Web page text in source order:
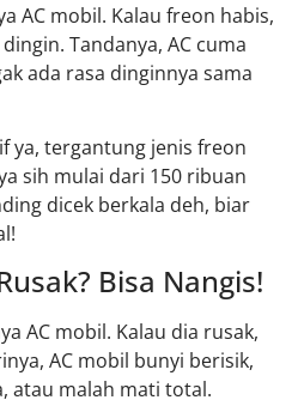
AC mobil. Kalau freon habis,
Tandanya, AC cuma
ada rasa dinginnya sama
ya, tergantung jenis freon
sih mulai dari 150 ribuan
dicek berkala deh, biar
Bisa Nangis!
AC mobil. Kalau dia rusak,
AC mobil bunyi berisik,
atau malah mati total.